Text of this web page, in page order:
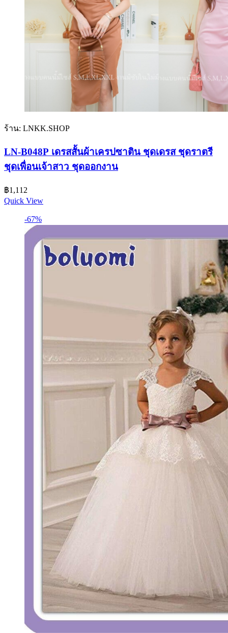
ร้าน: LNKK.SHOP
LN-B048P เดรสสั้นผ้าเครปซาติน ชุดเดรส ชุดราตรี
ชุดเพื่อนเจ้าสาว ชุดออกงาน
฿1,112
Quick View
-67%